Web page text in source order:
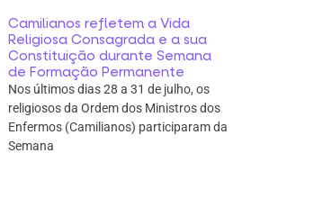
Camilianos refletem a Vida
Religiosa Consagrada e a sua
Constituição durante Semana
de Formação Permanente
Nos últimos dias 28 a 31 de julho, os
religiosos da Ordem dos Ministros dos
Enfermos (Camilianos) participaram da
Semana